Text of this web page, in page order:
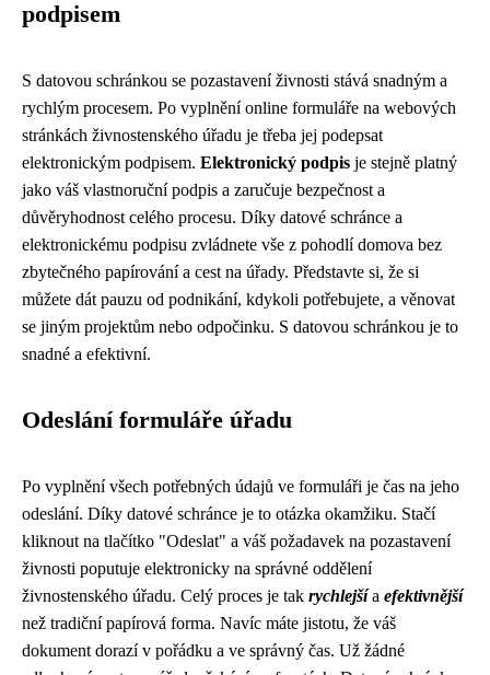
podpisem
S datovou schránkou se pozastavení živnosti stává snadným a
rychlým procesem. Po vyplnění online formuláře na webových
stránkách živnostenského úřadu je třeba jej podepsat
elektronickým podpisem. Elektronický podpis je stejně platný
jako váš vlastnoruční podpis a zaručuje bezpečnost a
důvěryhodnost celého procesu. Díky datové schránce a
elektronickému podpisu zvládnete vše z pohodlí domova bez
zbytečného papírování a cest na úřady. Představte si, že si
můžete dát pauzu od podnikání, kdykoli potřebujete, a věnovat
se jiným projektům nebo odpočinku. S datovou schránkou je to
snadné a efektivní.
Odeslání formuláře úřadu
Po vyplnění všech potřebných údajů ve formuláři je čas na jeho
odeslání. Díky datové schránce je to otázka okamžiku. Stačí
kliknout na tlačítko "Odeslat" a váš požadavek na pozastavení
živnosti poputuje elektronicky na správné oddělení
živnostenského úřadu. Celý proces je tak rychlejšía efektivnější
než tradiční papírová forma. Navíc máte jistotu, že váš
dokument dorazí v pořádku a ve správný čas. Už žádné